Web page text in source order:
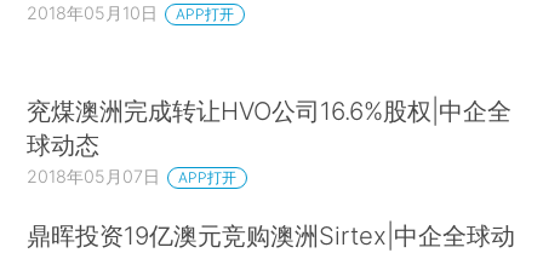
2018年05月10日 APP打开
兖煤澳洲完成转让HVO公司16.6%股权|中企全
球动态
2018年05月07日 APP打开
鼎晖投资19亿澳元竞购澳洲Sirtex|中企全球动